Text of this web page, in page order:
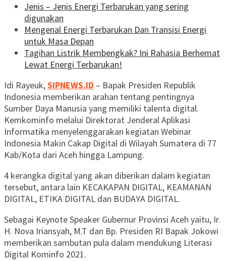
Jenis – Jenis Energi Terbarukan yang sering
digunakan
Mengenal Energi Terbarukan Dan Transisi Energi
untuk Masa Depan
Tagihan Listrik Membengkak? Ini Rahasia Berhemat
Lewat Energi Terbarukan!
Idi Rayeuk,SIPNEWS.ID – Bapak Presiden Republik
Indonesia memberikan arahan tentang pentingnya
Sumber Daya Manusia yang memiliki talenta digital.
Kemkominfo melalui Direktorat Jenderal Aplikasi
Informatika menyelenggarakan kegiatan Webinar
Indonesia Makin Cakap Digital di Wilayah Sumatera di 77
Kab/Kota dari Aceh hingga Lampung.
4 kerangka digital yang akan diberikan dalam kegiatan
tersebut, antara lain KECAKAPAN DIGITAL, KEAMANAN
DIGITAL, ETIKA DIGITAL dan BUDAYA DIGITAL.
Sebagai Keynote Speaker Gubernur Provinsi Aceh yaitu, Ir.
H. Nova Iriansyah, M.T dan Bp. Presiden RI Bapak Jokowi
memberikan sambutan pula dalam mendukung Literasi
Digital Kominfo 2021.